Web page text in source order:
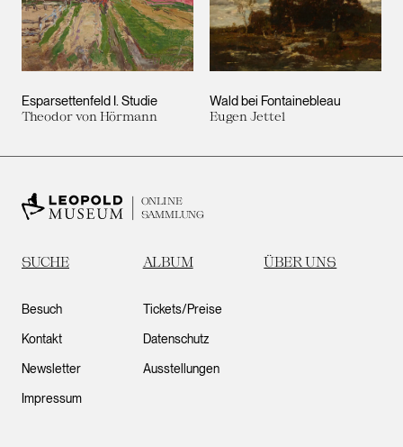
Esparsettenfeld I. Studie
Theodor von Hörmann
Wald bei Fontainebleau
Eugen Jettel
ONLINE
SAMMLUNG
SUCHE ALBUM ÜBER UNS
Besuch
Kontakt
Newsletter
Impressum
Tickets/Preise
Datenschutz
Ausstellungen